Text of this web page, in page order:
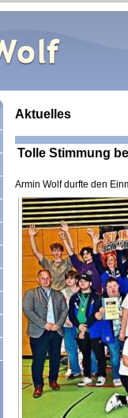
Aktuelles
Tolle Stimmung
Armin Wolf durfte den